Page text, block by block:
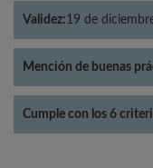
Validez:19 de
Mención de buenas
Cumple con los 6